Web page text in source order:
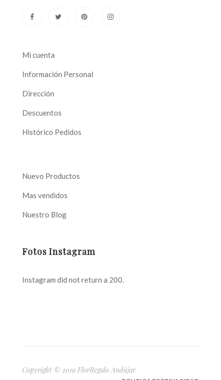
Mi cuenta
Información Personal
Dirección
Descuentos
Histórico Pedidos
Nuevo Productos
Mas vendidos
Nuestro Blog
Fotos Instagram
Instagram did not return a 200.
Copyright © 2019 FlorRegalo Andújar